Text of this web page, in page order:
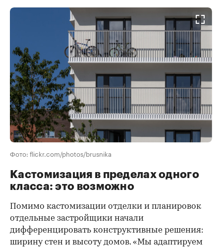
Фото: flickr.com/photos/brusnika
Кастомизация в пределах одного
класса: это возможно
Помимо кастомизации отделки и планировок
отдельные застройщики начали
дифференцировать конструктивные решения:
ширину стен и высоту домов. «Мы адаптируем